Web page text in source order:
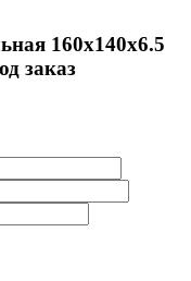
160x140x6.5
заказ